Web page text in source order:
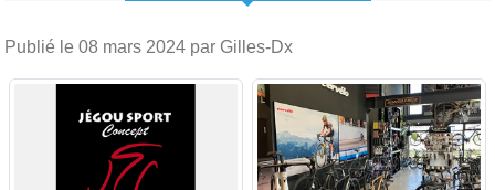
Publié le 08 mars 2024 par Gilles-Dx